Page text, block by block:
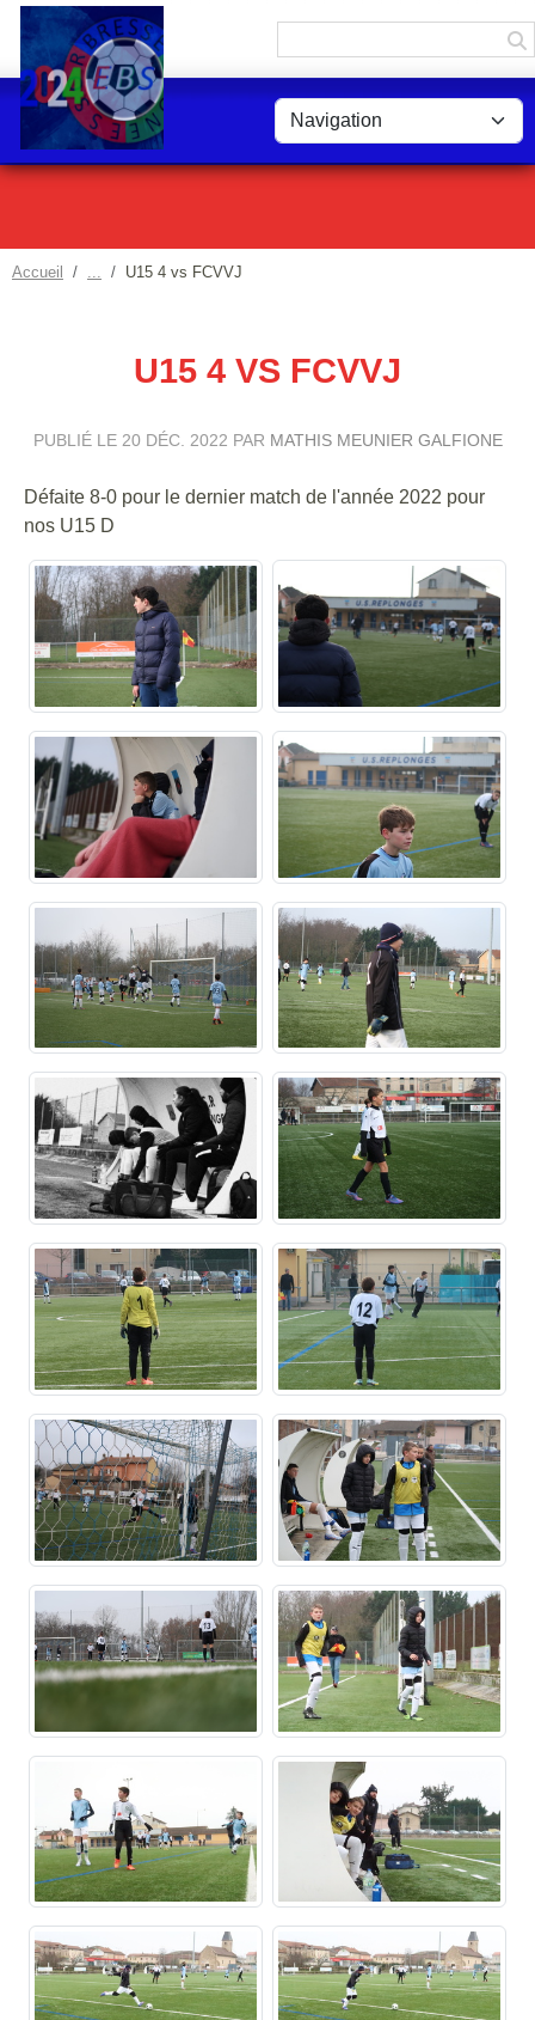
Accueil U15 4 vs FCVVJ
U15 4 VS FCVVJ
PUBLIÉ LE 20 DÉC. 2022 PAR MATHIS MEUNIER GALFIONE
Défaite 8-0 pour le dernier match de l'année 2022 pour
nos U15 D
Panneau de gestion des cookies